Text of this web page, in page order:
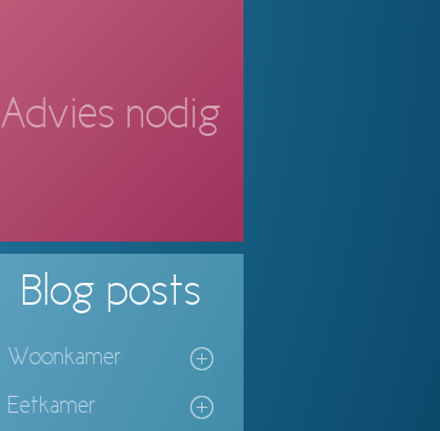
Advies nodig
Blog posts
Woonkamer
Eetkamer